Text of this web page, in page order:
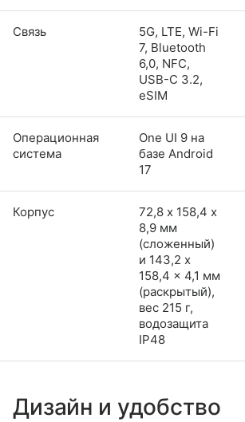
Связь
5G, LTE, Wi-Fi
7, Bluetooth
6,0, NFC,
USB-C 3.2,
eSIM
Операционная
система
One UI 9 на
базе Android
17
Корпус
72,8 х 158,4 х
8,9 мм
(сложенный)
и 143,2 x
158,4 x 4,1 мм
(раскрытый),
вес 215 г,
водозащита
IP48
Дизайн и удобство